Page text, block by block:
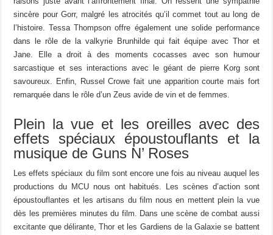
sincère pour Gorr, malgré les atrocités qu’il commet tout au long de
l’histoire. Tessa Thompson offre également une solide performance
dans le rôle de la valkyrie Brunhilde qui fait équipe avec Thor et
Jane. Elle a droit à des moments cocasses avec son humour
sarcastique et ses interactions avec le géant de pierre Korg sont
savoureux. Enfin, Russel Crowe fait une apparition courte mais fort
remarquée dans le rôle d’un Zeus avide de vin et de femmes.
Plein la vue et les oreilles avec des
effets spéciaux époustouflants et la
musique de Guns N’ Roses
Les effets spéciaux du film sont encore une fois au niveau auquel les
productions du MCU nous ont habitués. Les scènes d’action sont
époustouflantes et les artisans du film nous en mettent plein la vue
dès les premières minutes du film. Dans une scène de combat aussi
excitante que délirante, Thor et les Gardiens de la Galaxie se battent